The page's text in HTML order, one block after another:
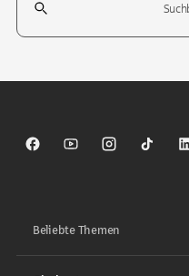
Sparkasse auf Facebook
Sparkasse aufSparkasse auf
Beliebte Themen